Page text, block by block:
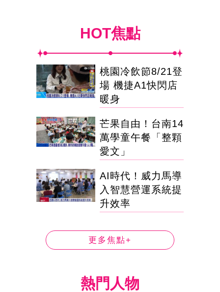
HOT焦點
桃園冷飲節8/21登
場 機捷A1快閃店
暖身
芒果自由！台南14
萬學童午餐「整顆
愛文」
AI時代！威力馬導
入智慧營運系統提
升效率
更多焦點+
熱門人物